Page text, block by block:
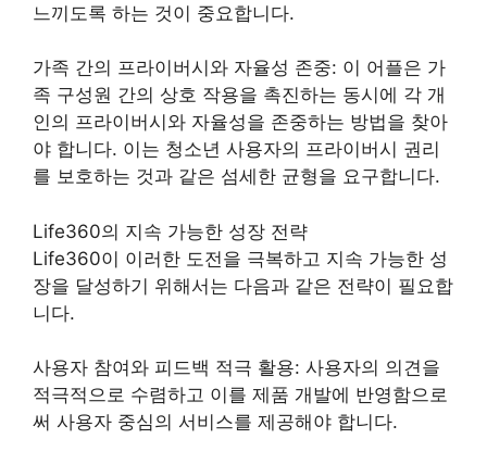
느끼도록 하는 것이 중요합니다.
가족 간의 프라이버시와 자율성 존중: 이 어플은 가
족 구성원 간의 상호 작용을 촉진하는 동시에 각 개
인의 프라이버시와 자율성을 존중하는 방법을 찾아
야 합니다. 이는 청소년 사용자의 프라이버시 권리
를 보호하는 것과 같은 섬세한 균형을 요구합니다.
Life360의 지속 가능한 성장 전략
Life360이 이러한 도전을 극복하고 지속 가능한 성
장을 달성하기 위해서는 다음과 같은 전략이 필요합
니다.
사용자 참여와 피드백 적극 활용: 사용자의 의견을
적극적으로 수렴하고 이를 제품 개발에 반영함으로
써 사용자 중심의 서비스를 제공해야 합니다.